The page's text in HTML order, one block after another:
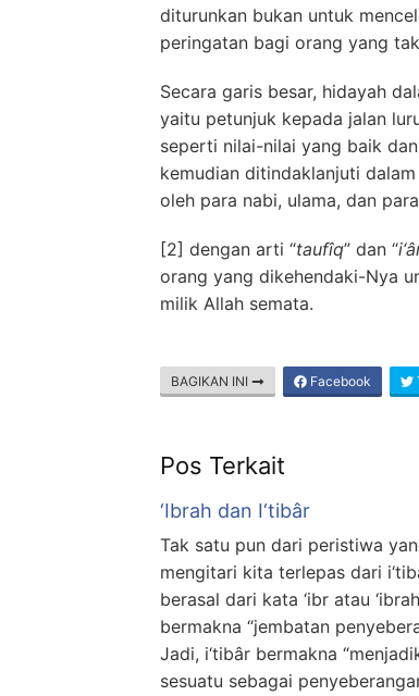
diturunkan bukan untuk
peringatan bagi orang yang
Secara garis besar, hidayah
yaitu petunjuk kepada jalan
seperti nilai-nilai yang baik
kemudian ditindaklanjuti
oleh para nabi, ulama, dan
[2] dengan arti “taufîq” dan “
orang yang dikehendaki-Nya
milik Allah semata.
BAGIKAN INI Facebook
Pos Terkait
‘Ibrah dan I‘tibâr
Tak satu pun dari peristiwa
mengitari kita terlepas dari
berasal dari kata ‘ibr atau
bermakna “jembatan
Jadi, i‘tibâr bermakna
sesuatu sebagai